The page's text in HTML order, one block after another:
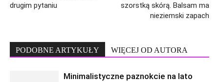
drugim pytaniu
szorstką skórą. Balsam ma
nieziemski zapach
PODOBNE ARTYKUŁY WIĘCEJ OD AUTORA
Minimalistyczne paznokcie na lato